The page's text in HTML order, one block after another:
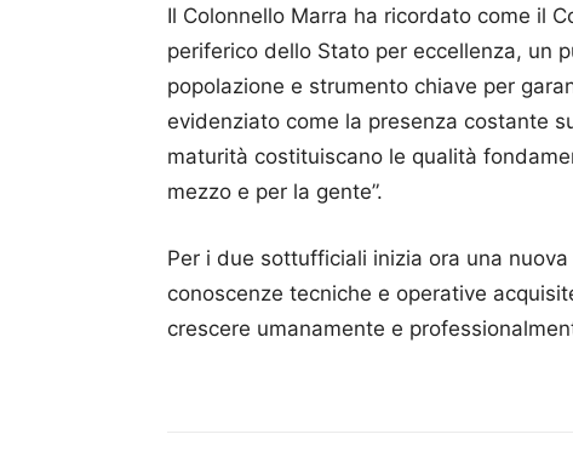
Il Colonnello Marra ha ricordato come il
periferico dello Stato per eccellenza, un
popolazione e strumento chiave per
evidenziato come la presenza costante
maturità costituiscano le qualità
mezzo e per la gente”.
Per i due sottufficiali inizia ora una
conoscenze tecniche e operative
crescere umanamente e